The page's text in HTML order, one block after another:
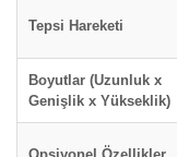
Tepsi Hareketi
Boyutlar (Uzunluk x
Genişlik x Yükseklik)